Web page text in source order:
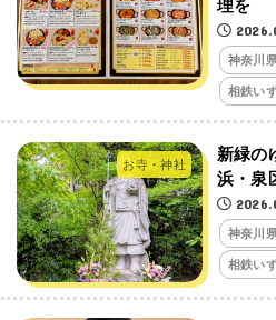
理を
神奈川
相鉄い
お寺・神社
新緑の
浜・泉
神奈川
相鉄い